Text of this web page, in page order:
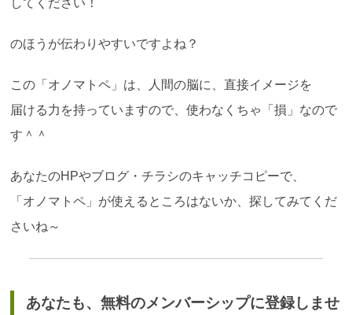
してください！
のほうが伝わりやすいですよね？
この「オノマトペ」は、人間の脳に、直接イメージを
届ける力を持っていますので、使わなくちゃ「損」なので
す＾＾
あなたのHPやブログ・チラシのキャッチコピーで、
「オノマトペ」が使えるところはないか、探してみてくだ
さいね～
あなたも、無料のメンバーシップに登録しませ